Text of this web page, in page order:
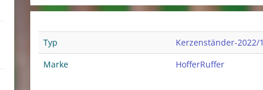
Typ
Kerzenständer-2022/1
Marke
HofferRuffer